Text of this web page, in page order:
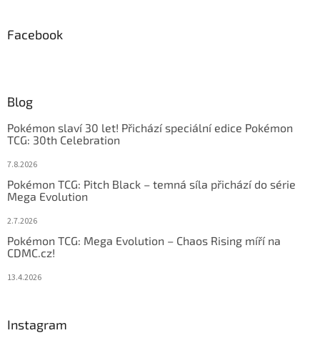
Facebook
Blog
Pokémon slaví 30 let! Přichází speciální edice Pokémon
TCG: 30th Celebration
7.8.2026
Pokémon TCG: Pitch Black – temná síla přichází do série
Mega Evolution
2.7.2026
Pokémon TCG: Mega Evolution – Chaos Rising míří na
CDMC.cz!
13.4.2026
Instagram